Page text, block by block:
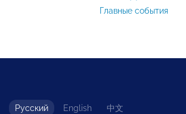
Главные события
Русский English 中文